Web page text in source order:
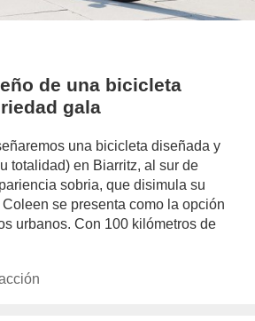
de una bicicleta
gala
una bicicleta diseñada y
totalidad) en Biarritz, al sur de
sobria, que disimula su
se presenta como la opción
urbanos. Con 100 kilómetros de
www.experimenta.es/author/redaccion/